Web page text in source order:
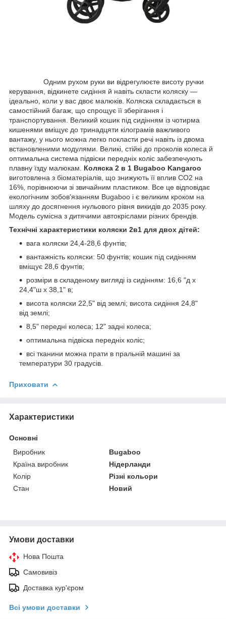
Одним рухом руки ви відрегулюєте висоту ручки
керування, відкинете сидіння й навіть скласти коляску —
ідеально, коли у вас двоє малюків. Коляска складається в
самостійний багаж, що спрощує її зберігання і
транспортування. Великий кошик під сидінням із чотирма
кишенями вміщує до тринадцяти кілограмів важливого
вантажу, у нього можна легко покласти речі навіть із двома
встановленими модулями. Великі, стійкі до проколів колеса й
оптимальна система підвіски передніх коліс забезпечують
плавну їзду малюкам. Коляска 2 в 1 Bugaboo Kangaroo
виготовлена з біоматеріалів, що знижують її вплив CO2 на
16%, порівнюючи зі звичайним пластиком. Все це відповідає
екологічним зобов'язанням Bugaboo і є великим кроком на
шляху до досягнення нульового рівня викидів до 2035 року.
Модель сумісна з дитячими автокріслами різних брендів.
Технічні характеристики коляски 2в1 для двох дітей:
вага коляски 24,4-28,6 фунтів;
вантажність коляски: 50 фунтів; кошик під сидінням
вміщує 28,6 фунтів;
розміри в складеному вигляді із сидінням: 16,6 "д x
24,4"ш x 38,1" в;
висота коляски 22,5" від землі; висота сидіння 24,8"
від землі;
8,5" передні колеса; 12" задні колеса;
оптимальна підвіска передніх коліс;
всі тканини можна прати в пральній машині за
температури 30 градусів.
Приховати
Характеристики
Основні
Виробник
Bugaboo
Країна виробник
Нідерланди
Колір
Різні кольори
Стан
Новий
Умови доставки
Нова Пошта
Самовивіз
Доставка кур'єром
Всі умови доставки